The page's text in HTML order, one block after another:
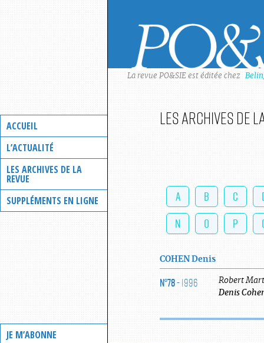
ACCUEIL
L’ACTUALITÉ
LES ARCHIVES DE LA
REVUE
SUPPLÉMENTS EN LIGNE
JE M’ABONNE
La revue PO&SIE est éditée chez
Les archives de
A B C
N
O P
COHEN Denis
N°78- 1996 Robert
Denis